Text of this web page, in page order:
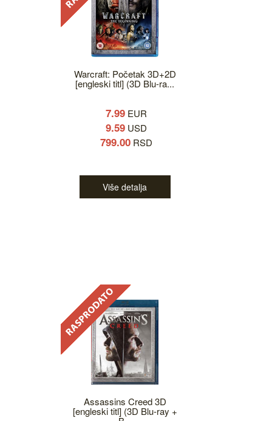
Warcraft: Početak 3D+2D
[engleski titl] (3D Blu-ra...
7.99 EUR
9.59 USD
799.00 RSD
Više detalja
Assassins Creed 3D
[engleski titl] (3D Blu-ray +